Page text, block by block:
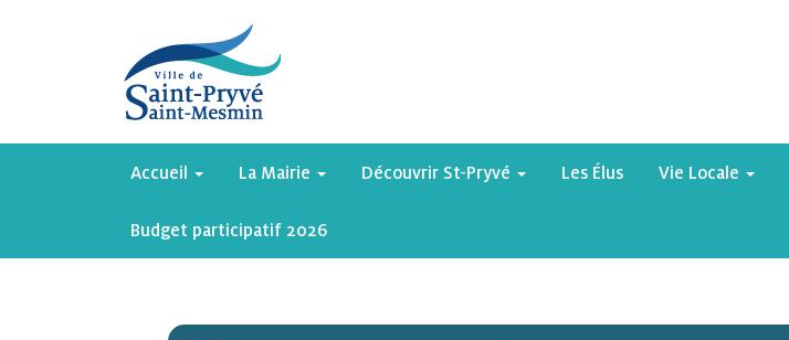
Accueil La Mairie Découvrir St-Pryvé Les Élus Vie Locale
Budget participatif 2026